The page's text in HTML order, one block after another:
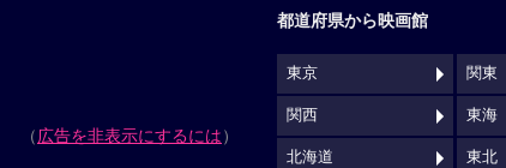
（広告を非表示にするには）
都道府県から映画館
東京 関東
関西 東海
北海道 東北